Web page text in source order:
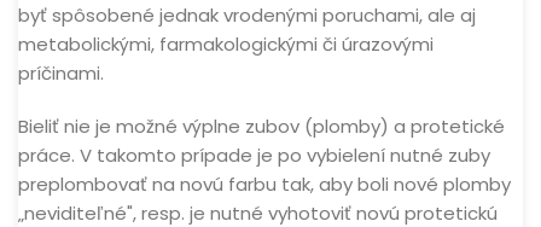
byť spôsobené jednak vrodenými poruchami, ale aj
metabolickými, farmakologickými či úrazovými
príčinami.
Bieliť nie je možné výplne zubov (plomby) a protetické
práce. V takomto prípade je po vybielení nutné zuby
preplombovať na novú farbu tak, aby boli nové plomby
„neviditeľné", resp. je nutné vyhotoviť novú protetickú